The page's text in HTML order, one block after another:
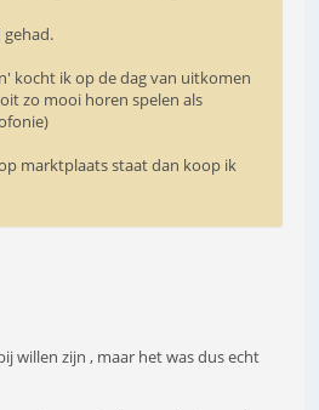
gehad.
kocht ik op de dag van uitkomen
zo mooi horen spelen als
marktplaats staat dan koop ik
willen zijn , maar het was dus echt